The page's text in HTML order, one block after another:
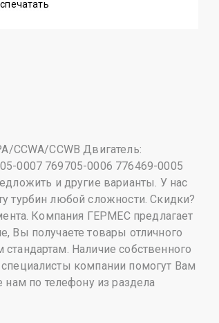
CCWA/CCWB Двигатель:
0007 769705-0006 776469-0005
и другие варианты. У нас
турбин любой сложности. Скидки?
Компания ГЕРМЕС предлагает
Вы получаете товары отличного
Наличие собственного
компании помогут Вам
по телефону из раздела